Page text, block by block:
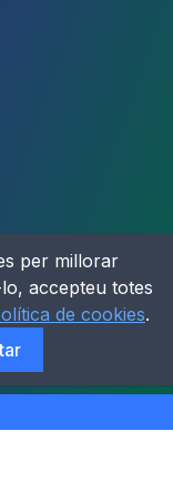
per millorar
accepteu totes
de cookies.